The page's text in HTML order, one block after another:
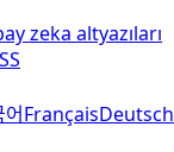
zeka altyazıları
FrançaisDeutsch